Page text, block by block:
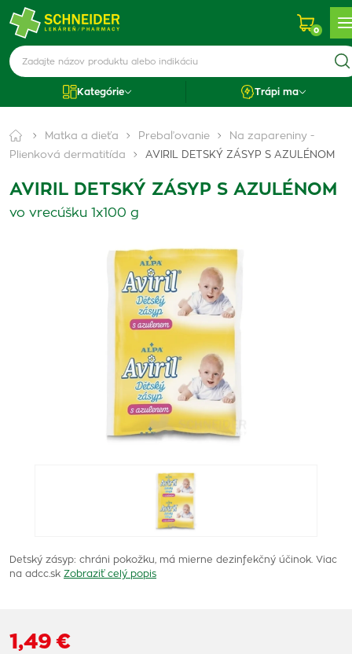
0
Kategórie Trápi ma
Matka a dieťa Prebaľovanie
Na zapareniny -
Plienková dermatitída
AVIRIL DETSKÝ ZÁSYP S AZULÉNOM
AVIRIL DETSKÝ ZÁSYP S AZULÉNOM
vo vrecúšku 1x100 g
Detský zásyp: chráni pokožku, má mierne dezinfekčný účinok. Viac
na adcc.sk Zobraziť celý popis
1,49 €